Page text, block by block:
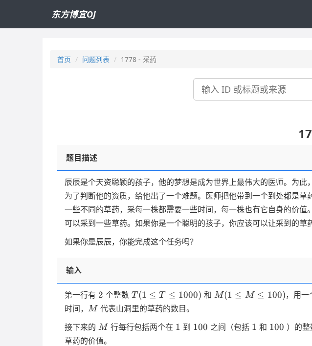
东方博宜OJ
首页 问题列表 1778 - 采药
搜
题目描述
辰辰是个天资聪颖的孩子，他的梦想是成为世界上最伟大的医师。为
为了判断他的资质，给他出了一个难题。医师把他带到一个到处都是草
一些不同的草药，采每一株都需要一些时间，每一株也有它自身的价
可以采到一些草药。如果你是一个聪明的孩子，你应该可以让采到的草
如果你是辰辰，你能完成这个任务吗？
输入
第一行有 2
2 个整数 T(1
\le T
\le
1000)
T (1 ≤ T ≤ 1000) 和 M(1
\le
M(1 ≤ M ≤ 100)，用一
时间，
M
M 代表山洞里的草药的数目。
接下来的 M
M 行每行包括两个在 1
1 到 100
100 之间（包括 1
1 和 100
100 ）的
草药的价值。